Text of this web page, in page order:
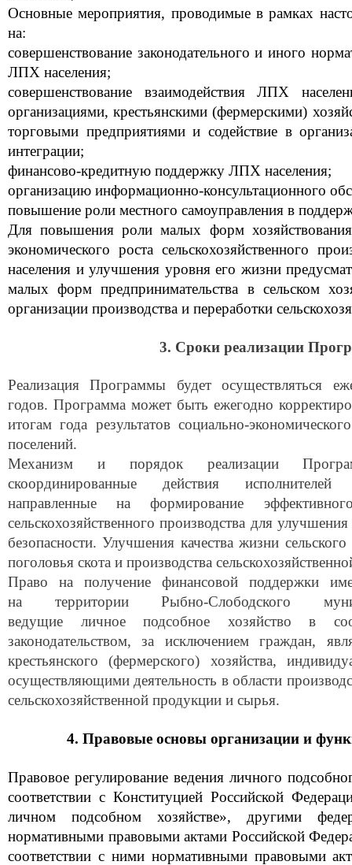
Основные мероприятия, проводимые в рамках
на:
совершенствование законодательного и иного
ЛПХ населения;
совершенствование взаимодействия ЛПХ
организациями, крестьянскими (фермерскими)
торговыми предприятиями и содействие в
интеграции;
финансово-кредитную поддержку ЛПХ населения;
организацию информационно-консультационного
повышение роли местного самоуправления в
Для повышения роли малых форм
экономического роста сельскохозяйственного
населения и улучшения уровня его жизни
малых форм предпринимательства в сельском
организации производства и переработки
3. Сроки реализации
Реализация Программы будет осуществляться
годов. Программа может быть ежегодно
итогам года результатов социально-
поселений.
Механизм и порядок реализации
скоординированные действия
направленные на формирование
сельскохозяйственного производства для
безопасности. Улучшения качества жизни
поголовья скота и производства
Право на получение финансовой поддержки
на территории Рыбно-Слободского
ведущие личное подсобное хозяйство в
законодательством, за исключением граждан,
крестьянского (фермерского) хозяйства,
осуществляющими деятельность в области
сельскохозяйственной продукции и сырья.
4. Правовые основы организации и
Правовое регулирование ведения личного
соответствии с Конституцией Российской
личном подсобном хозяйстве», другими
нормативными правовыми актами Российской
соответствии с ними нормативными правовыми